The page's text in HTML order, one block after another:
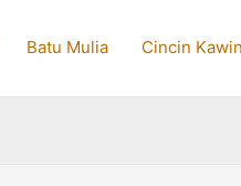
Batu Mulia Cincin Kawin